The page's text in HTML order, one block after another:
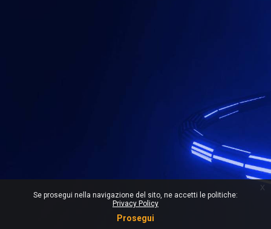
Se prosegui nella navigazione del sito, ne accetti le politiche:
Privacy Policy
Prosegui
x